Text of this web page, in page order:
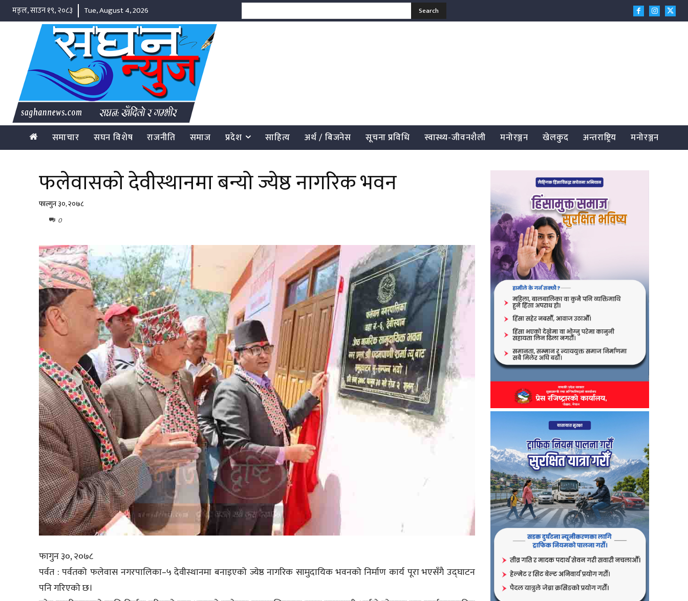
मङ्ल, साउन १९, २०८३ Tue, August 4, 2026 Search
समाचार सघन विशेष राजनीति समाज प्रदेश साहित्य अर्थ / बिजनेस सूचना प्रविधि स्वास्थ्य-जीवनशैली मनोरञ्जन खेलकुद अन्तराष्ट्रिय मनोरञ्जन
फलेवासको देवीस्थानमा बन्यो ज्येष्ठ नागरिक भवन
फाल्गुन ३०, २०७८
0
फागुन ३०, २०७८
पर्वत : पर्वतको फलेवास नगरपालिका–५ देवीस्थानमा बनाइएको ज्येष्ठ नागरिक सामुदायिक भवनको निर्माण कार्य पूरा भएसँगै उद्घाटन
पनि गरिएको छ।